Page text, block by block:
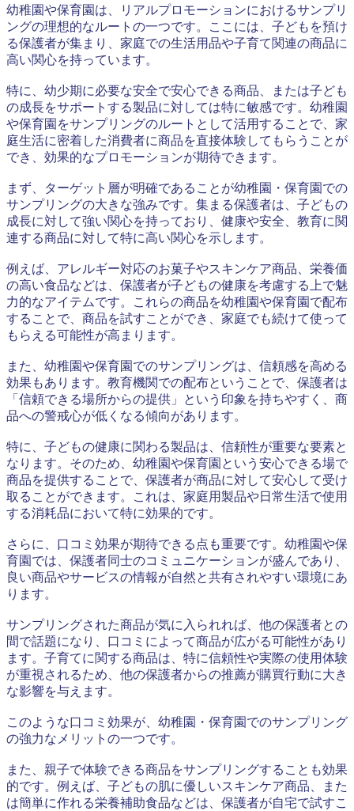
幼稚園や保育園は、リアルプロモーションにおけるサンプリ
ングの理想的なルートの一つです。ここには、子どもを預け
る保護者が集まり、家庭での生活用品や子育て関連の商品に
高い関心を持っています。
特に、幼少期に必要な安全で安心できる商品、または子ども
の成長をサポートする製品に対しては特に敏感です。幼稚園
や保育園をサンプリングのルートとして活用することで、家
庭生活に密着した消費者に商品を直接体験してもらうことが
でき、効果的なプロモーションが期待できます。
まず、ターゲット層が明確であることが幼稚園・保育園での
サンプリングの大きな強みです。集まる保護者は、子どもの
成長に対して強い関心を持っており、健康や安全、教育に関
連する商品に対して特に高い関心を示します。
例えば、アレルギー対応のお菓子やスキンケア商品、栄養価
の高い食品などは、保護者が子どもの健康を考慮する上で魅
力的なアイテムです。これらの商品を幼稚園や保育園で配布
することで、商品を試すことができ、家庭でも続けて使って
もらえる可能性が高まります。
また、幼稚園や保育園でのサンプリングは、信頼感を高める
効果もあります。教育機関での配布ということで、保護者は
「信頼できる場所からの提供」という印象を持ちやすく、商
品への警戒心が低くなる傾向があります。
特に、子どもの健康に関わる製品は、信頼性が重要な要素と
なります。そのため、幼稚園や保育園という安心できる場で
商品を提供することで、保護者が商品に対して安心して受け
取ることができます。これは、家庭用製品や日常生活で使用
する消耗品において特に効果的です。
さらに、口コミ効果が期待できる点も重要です。幼稚園や保
育園では、保護者同士のコミュニケーションが盛んであり、
良い商品やサービスの情報が自然と共有されやすい環境にあ
ります。
サンプリングされた商品が気に入られれば、他の保護者との
間で話題になり、口コミによって商品が広がる可能性があり
ます。子育てに関する商品は、特に信頼性や実際の使用体験
が重視されるため、他の保護者からの推薦が購買行動に大き
な影響を与えます。
このような口コミ効果が、幼稚園・保育園でのサンプリング
の強力なメリットの一つです。
また、親子で体験できる商品をサンプリングすることも効果
的です。例えば、子どもの肌に優しいスキンケア商品、また
は簡単に作れる栄養補助食品などは、保護者が自宅で試すこ